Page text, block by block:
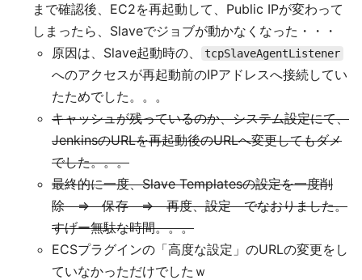
まで確認後、EC2を再起動して、Public IPが変わって
しまったら、Slaveでジョブが動かなくなった・・・
原因は、Slave起動時の、
tcpSlaveAgentListener
へのアクセスが再起動前のIPアドレスへ接続してい
たためでした。。。
キャッシュが残っているのか、システム設定にて、
JenkinsのURLを再起動後のURLへ変更してもダメ
でした。。。
最終的に一度、Slave Templatesの設定を一度削
除 ⇒ 保存 ⇒ 再度、設定 でなおりました。
すげー無駄な時間。。。
ECSプラグインの「高度な設定」のURLの変更をし
ていなかっただけでしたｗ